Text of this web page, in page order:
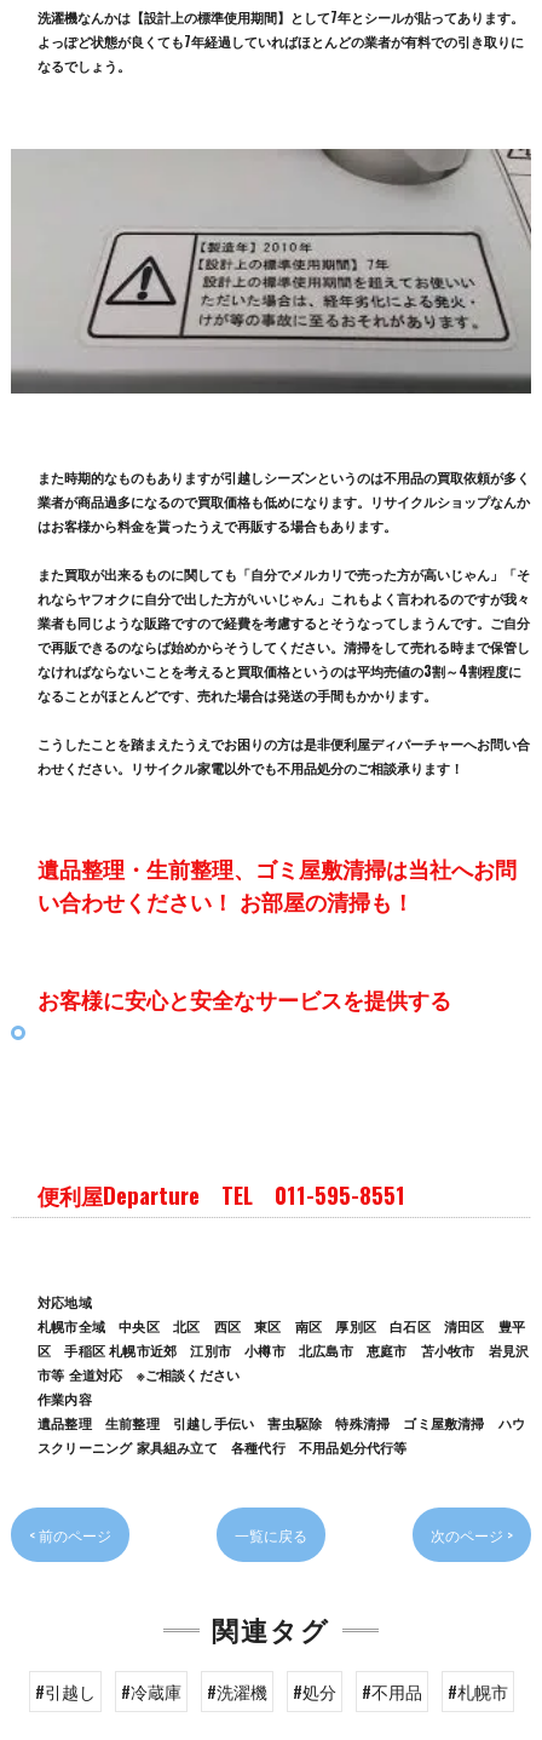
洗濯機なんかは【設計上の標準使用期間】として7年とシールが貼ってあります。
よっぽど状態が良くても7年経過していればほとんどの業者が有料での引き取りに
なるでしょう。
また時期的なものもありますが引越しシーズンというのは不用品の買取依頼が多く
業者が商品過多になるので買取価格も低めになります。リサイクルショップなんか
はお客様から料金を貰ったうえで再販する場合もあります。
また買取が出来るものに関しても「自分でメルカリで売った方が高いじゃん」「そ
れならヤフオクに自分で出した方がいいじゃん」これもよく言われるのですが我々
業者も同じような販路ですので経費を考慮するとそうなってしまうんです。ご自分
で再販できるのならば始めからそうしてください。清掃をして売れる時まで保管し
なければならないことを考えると買取価格というのは平均売値の3割～4割程度に
なることがほとんどです、売れた場合は発送の手間もかかります。
こうしたことを踏まえたうえでお困りの方は是非便利屋ディパーチャーへお問い合
わせください。リサイクル家電以外でも不用品処分のご相談承ります！
遺品整理・生前整理、ゴミ屋敷清掃は当社へお問
い合わせください！ お部屋の清掃も！
お客様に安心と安全なサービスを提供する
便利屋Departure TEL 011-595-8551
対応地域
札幌市全域 中央区 北区 西区 東区 南区 厚別区 白石区 清田区 豊平
区 手稲区 札幌市近郊 江別市 小樽市 北広島市 恵庭市 苫小牧市 岩見沢
市等 全道対応 ※ご相談ください
作業内容
遺品整理 生前整理 引越し手伝い 害虫駆除 特殊清掃 ゴミ屋敷清掃 ハウ
スクリーニング 家具組み立て 各種代行 不用品処分代行等
< 前のページ 一覧に戻る 次のページ >
関連タグ
#引越し #冷蔵庫 #洗濯機 #処分 #不用品 #札幌市